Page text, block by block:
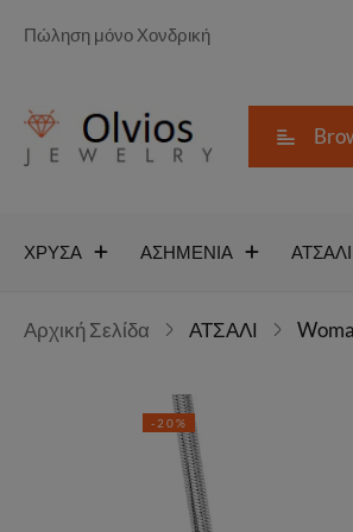
Πώληση μόνο Χονδρική
ΧΡΥΣΑ ΑΣΗΜΕΝΙΑ ΑΤΣΑΛΙ
Αρχική Σελίδα ΑΤΣΑΛΙ
-20%